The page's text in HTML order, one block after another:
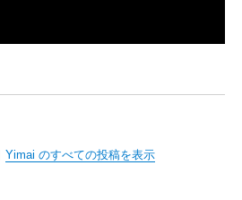
Yimai のすべての投稿を表示